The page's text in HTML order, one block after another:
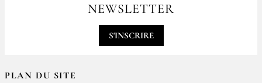
PLAN DU SITE
contact@epices-roellinger.comNEWSLETTER
S'INSCRIRE